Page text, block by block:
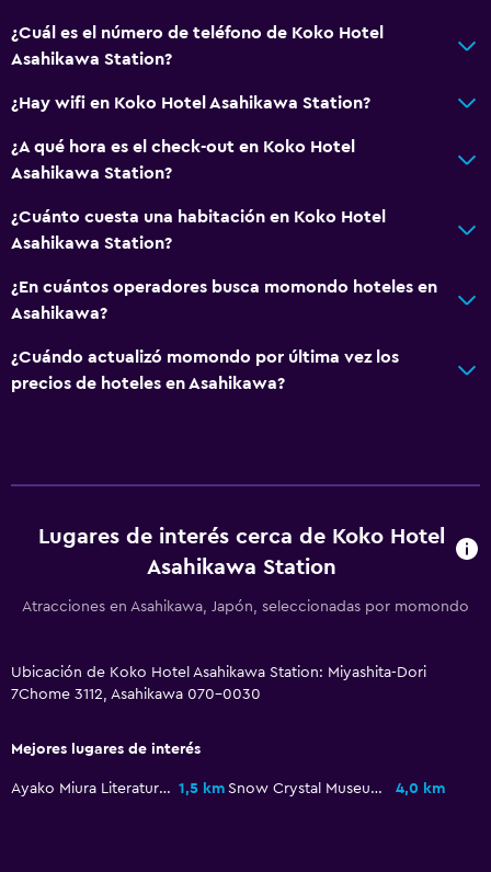
Ventana
Piso de parquet o madera noble
Pantuflas
Alfombrado
Habitaciones para no fumadores disponibles
Ascensor disponible
TV de pantalla plana
Sala de estar/TV compartida
TV
Servicios y facilidades
Instalaciones para reuniones
¿Cuál es el número de teléfono de Koko Hotel
Asahikawa Station?
¿Hay wifi en Koko Hotel Asahikawa Station?
¿A qué hora es el check-out en Koko Hotel
Asahikawa Station?
¿Cuánto cuesta una habitación en Koko Hotel
Asahikawa Station?
¿En cuántos operadores busca momondo hoteles en
Asahikawa?
¿Cuándo actualizó momondo por última vez los
precios de hoteles en Asahikawa?
Lugares de interés cerca de Koko Hotel
Asahikawa Station
Atracciones en Asahikawa, Japón, seleccionadas por momondo
Ubicación de Koko Hotel Asahikawa Station: Miyashita-Dori
7Chome 3112, Asahikawa 070-0030
Mejores lugares de interés
Ayako Miura Literature Museum 1,5 km Snow Crystal Museum 4,0 km